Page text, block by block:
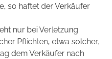
so haftet der Verkäufer
nur bei Verletzung
Pflichten, etwa solcher,
dem Verkäufer nach